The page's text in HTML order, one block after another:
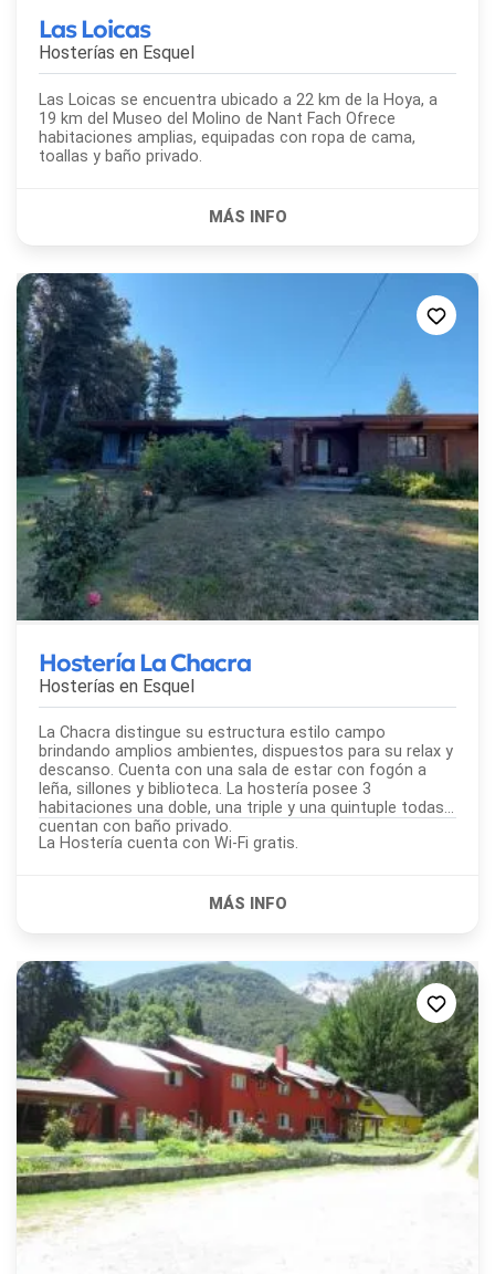
Las Loicas
Hosterías en Esquel
Las Loicas se encuentra ubicado a 22 km de la Hoya, a
19 km del Museo del Molino de Nant Fach Ofrece
habitaciones amplias, equipadas con ropa de cama,
toallas y baño privado.
Hostería La Chacra
Hosterías en Esquel
La Chacra distingue su estructura estilo campo
brindando amplios ambientes, dispuestos para su relax y
descanso. Cuenta con una sala de estar con fogón a
leña, sillones y biblioteca. La hostería posee 3
habitaciones una doble, una triple y una quintuple todas
cuentan con baño privado.
La Hostería cuenta con Wi-Fi gratis.